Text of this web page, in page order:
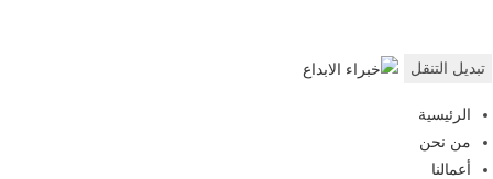
تبديل التنقل
الرئيسية
من نحن
أعمالنا